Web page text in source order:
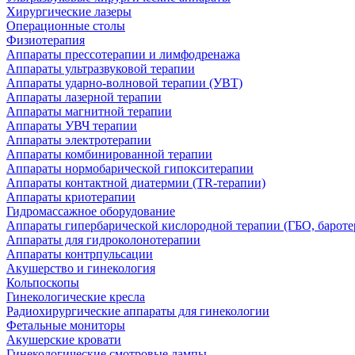
Хирургические лазеры
Операционные столы
Физиотерапия
Аппараты прессотерапии и лимфодренажа
Аппараты ультразвуковой терапии
Аппараты ударно-волновой терапии (УВТ)
Аппараты лазерной терапии
Аппараты магнитной терапии
Аппараты УВЧ терапии
Аппараты электротерапии
Аппараты комбинированной терапии
Аппараты нормобарической гипокситерапии
Аппараты контактной диатермии (TR-терапии)
Аппараты криотерапии
Гидромассажное оборудование
Аппараты гипербарической кислородной терапии (ГБО,
Аппараты для гидроколонотерапии
Аппараты контрпульсации
Акушерство и гинекология
Кольпоскопы
Гинекологические кресла
Радиохирургические аппараты для гинекологии
Фетальные мониторы
Акушерские кровати